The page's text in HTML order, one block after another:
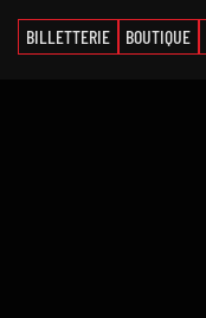
BILLETTERIE BOUTIQUE